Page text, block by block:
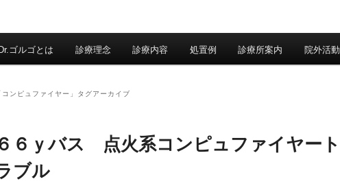
メ
コ
サ
ン
Dr.ゴルゴとは 診療理念 診療内容 処置例 診療所案内 院外活動
コンピュファイヤー 」タグアーカイブ
６ｙバス 点火系コンピュファイヤート
ブル